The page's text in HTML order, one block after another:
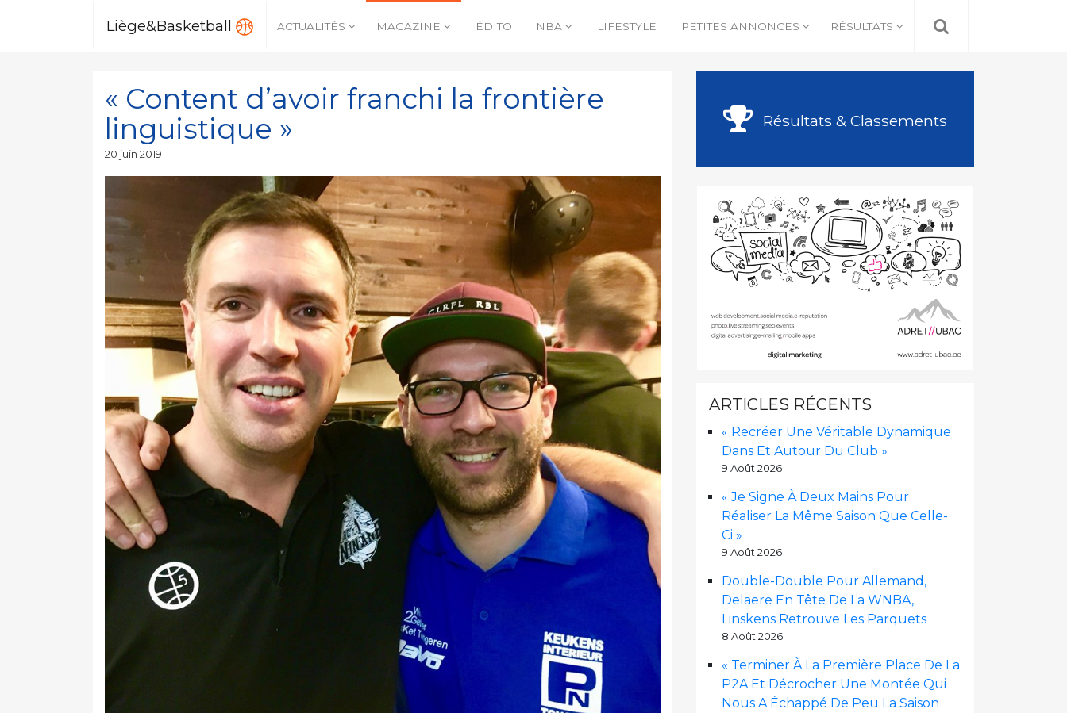
Liège&Basketball ACTUALITÉS MAGAZINE ÉDITO NBA LIFESTYLE PETITES ANNONCES RÉSULTATS
« Content d’avoir franchi la frontière
linguistique »
Publié
20 juin 2019
Résultats & Classements
ARTICLES RÉCENTS
« Recréer Une Véritable Dynamique
Dans Et Autour Du Club »
9 Août 2026
« Je Signe À Deux Mains Pour
Réaliser La Même Saison Que Celle-
Ci »
9 Août 2026
Double-Double Pour Allemand,
Delaere En Tête De La WNBA,
Linskens Retrouve Les Parquets
8 Août 2026
« Terminer À La Première Place De La
P2A Et Décrocher Une Montée Qui
Nous A Échappé De Peu La Saison